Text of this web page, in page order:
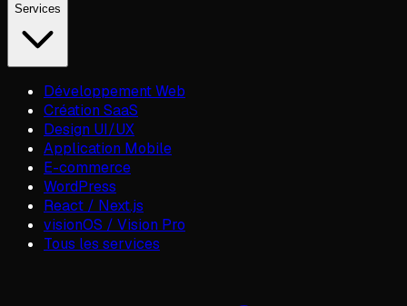
Services
Développement Web
Création SaaS
Design UI/UX
Application Mobile
E-commerce
WordPress
React / Next.js
visionOS / Vision Pro
Tous les services